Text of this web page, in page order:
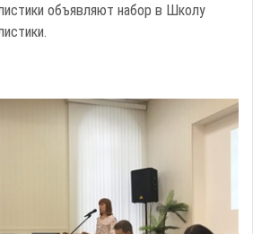
объявляют набор в Школу